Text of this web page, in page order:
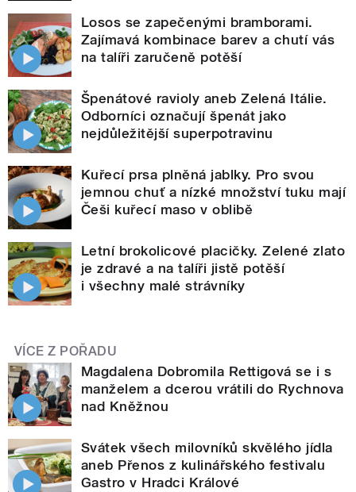
Losos se zapečenými bramborami.
Zajímavá kombinace barev a chutí vás
na talíři zaručeně potěší
Špenátové ravioly aneb Zelená Itálie.
Odborníci označují špenát jako
nejdůležitější superpotravinu
Kuřecí prsa plněná jablky. Pro svou
jemnou chuť a nízké množství tuku mají
Češi kuřecí maso v oblibě
Letní brokolicové placičky. Zelené zlato
je zdravé a na talíři jistě potěší
i všechny malé strávníky
VÍCE Z POŘADU
Magdalena Dobromila Rettigová se i s
manželem a dcerou vrátili do Rychnova
nad Kněžnou
Svátek všech milovníků skvělého jídla
aneb Přenos z kulinářského festivalu
Gastro v Hradci Králové